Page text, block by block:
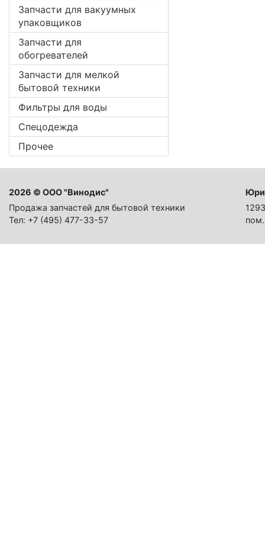
Запчасти для вакуумных
упаковщиков
Запчасти для
обогревателей
Запчасти для мелкой
бытовой техники
Фильтры для воды
Спецодежда
Прочее
2026 © ООО "Винодис"
Продажа запчастей для бытовой техники
Тел: +7 (495) 477-33-57